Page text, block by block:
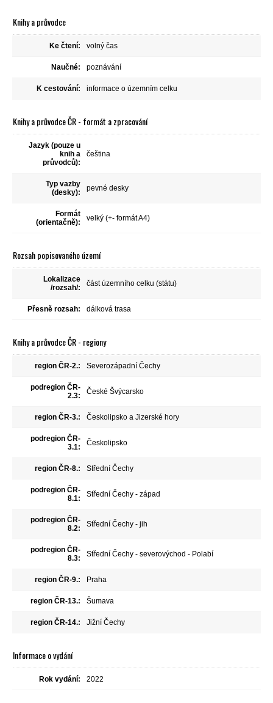
Knihy a průvodce
Ke čtení: volný čas
Naučné: poznávání
K cestování: informace o územním celku
Knihy a průvodce ČR - formát a zpracování
Jazyk (pouze u
knih a
průvodců):
čeština
Typ vazby
(desky):
pevné desky
Formát
(orientačně):
velký (+- formát A4)
Rozsah popisovaného území
Lokalizace
/rozsah/:
část územního celku (státu)
Přesně rozsah: dálková trasa
Knihy a průvodce ČR - regiony
region ČR-2.: Severozápadní Čechy
podregion ČR-
2.3:
České Švýcarsko
region ČR-3.: Českolipsko a Jizerské hory
podregion ČR-
3.1:
Českolipsko
region ČR-8.: Střední Čechy
podregion ČR-
8.1:
Střední Čechy - západ
podregion ČR-
8.2:
Střední Čechy - jih
podregion ČR-
8.3:
Střední Čechy - severovýchod - Polabí
region ČR-9.: Praha
region ČR-13.: Šumava
region ČR-14.: Jižní Čechy
Informace o vydání
Rok vydání: 2022